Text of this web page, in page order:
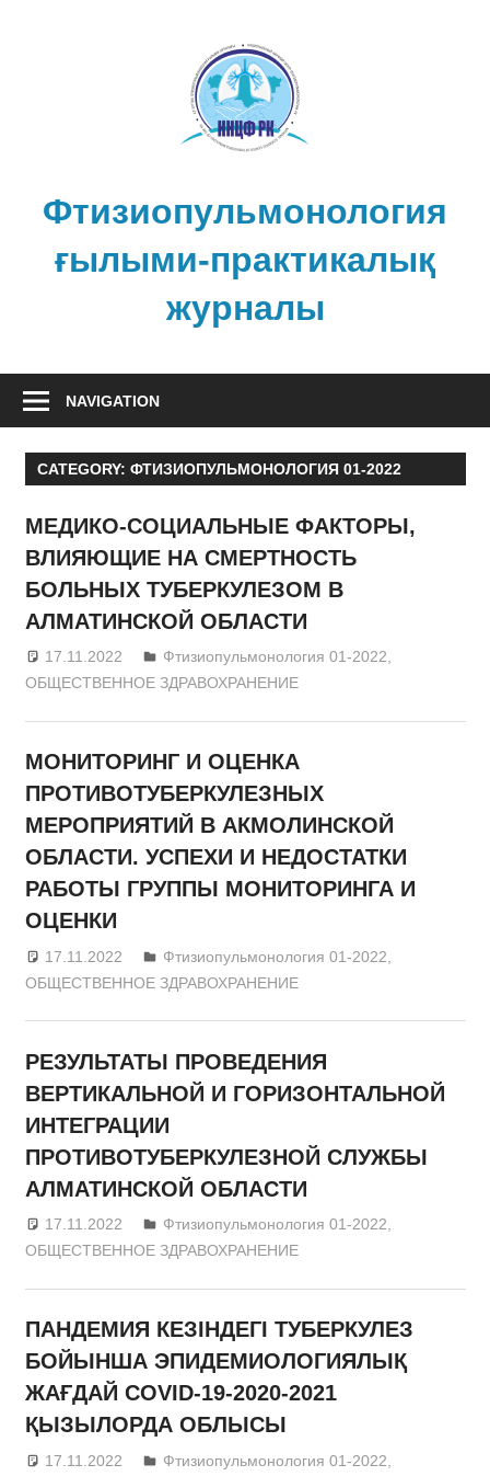
Фтизиопульмонология
ғылыми-практикалық
журналы
NAVIGATION
CATEGORY: ФТИЗИОПУЛЬМОНОЛОГИЯ 01-2022
МЕДИКО-СОЦИАЛЬНЫЕ ФАКТОРЫ,
ВЛИЯЮЩИЕ НА СМЕРТНОСТЬ
БОЛЬНЫХ ТУБЕРКУЛЕЗОМ В
АЛМАТИНСКОЙ ОБЛАСТИ
17.11.2022 admin
Фтизиопульмонология 01-2022
ОБЩЕСТВЕННОЕ ЗДРАВОХРАНЕНИЕ
МОНИТОРИНГ И ОЦЕНКА
ПРОТИВОТУБЕРКУЛЕЗНЫХ
МЕРОПРИЯТИЙ В АКМОЛИНСКОЙ
ОБЛАСТИ. УСПЕХИ И НЕДОСТАТКИ
РАБОТЫ ГРУППЫ МОНИТОРИНГА И
ОЦЕНКИ
17.11.2022 admin
Фтизиопульмонология 01-2022
ОБЩЕСТВЕННОЕ ЗДРАВОХРАНЕНИЕ
РЕЗУЛЬТАТЫ ПРОВЕДЕНИЯ
ВЕРТИКАЛЬНОЙ И ГОРИЗОНТАЛЬНОЙ
ИНТЕГРАЦИИ
ПРОТИВОТУБЕРКУЛЕЗНОЙ СЛУЖБЫ
АЛМАТИНСКОЙ ОБЛАСТИ
17.11.2022 admin
Фтизиопульмонология 01-2022,
ОБЩЕСТВЕННОЕ ЗДРАВОХРАНЕНИЕ
ПАНДЕМИЯ КЕЗІНДЕГІ ТУБЕРКУЛЕЗ
БОЙЫНША ЭПИДЕМИОЛОГИЯЛЫҚ
ЖАҒДАЙ COVID-19-2020-2021
ҚЫЗЫЛОРДА ОБЛЫСЫ
17.11.2022 admin
Фтизиопульмонология 01-2022